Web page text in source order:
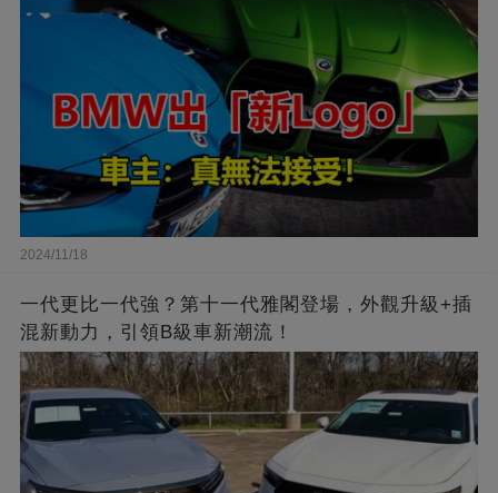
2024/11/18
一代更比一代強？第十一代雅閣登場，外觀升級+插
混新動力，引領B級車新潮流！